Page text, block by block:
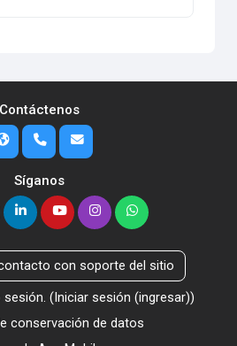
Contáctenos
Síganos
con soporte del sitio
sesión. (Iniciar sesión (ingresar))
conservación de datos